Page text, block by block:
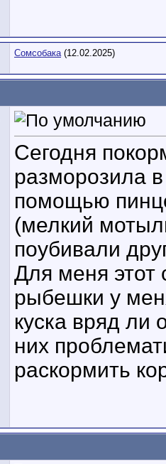
Сомсобака(12.02.2025)
Сегодня
разморозила
помощью
(мелкий
поубивали
Для меня этот
рыбешки у
куска вряд ли
них
раскормить